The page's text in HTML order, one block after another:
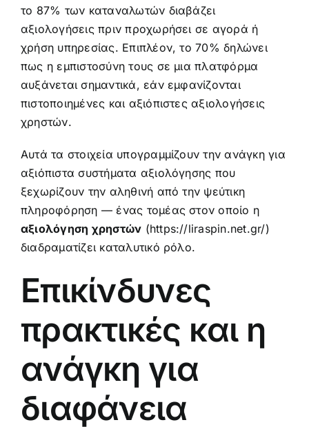
το 87% των καταναλωτών διαβάζει
αξιολογήσεις πριν προχωρήσει σε αγορά ή
χρήση υπηρεσίας. Επιπλέον, το 70% δηλώνει
πως η εμπιστοσύνη τους σε μια πλατφόρμα
αυξάνεται σημαντικά, εάν εμφανίζονται
πιστοποιημένες και αξιόπιστες αξιολογήσεις
χρηστών.
Αυτά τα στοιχεία υπογραμμίζουν την ανάγκη για
αξιόπιστα συστήματα αξιολόγησης που
ξεχωρίζουν την αληθινή από την ψεύτικη
πληροφόρηση — ένας τομέας στον οποίο η
αξιολόγηση χρηστών (https://liraspin.net.gr/)
διαδραματίζει καταλυτικό ρόλο.
Επικίνδυνες
πρακτικές και η
ανάγκη για
διαφάνεια